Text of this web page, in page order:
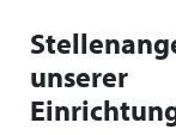
unserer